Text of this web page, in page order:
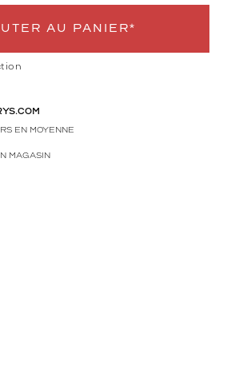
AU PANIER*
EN MOYENNE
MAGASIN